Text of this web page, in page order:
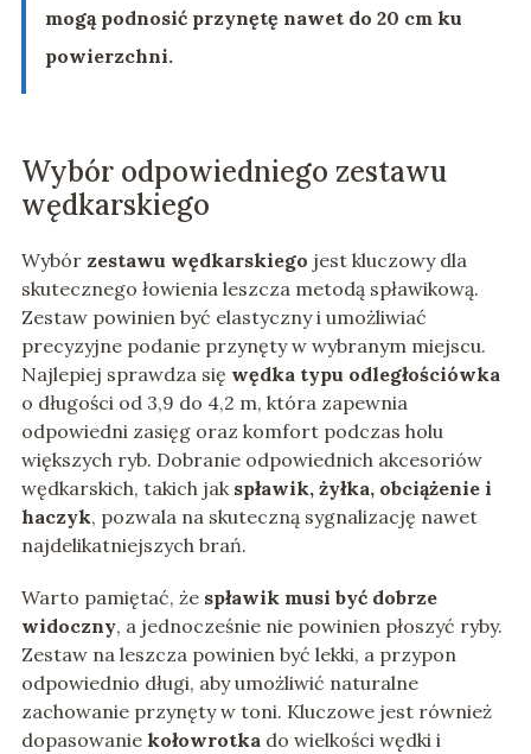
mogą podnosić przynętę nawet do 20 cm ku
powierzchni.
Wybór odpowiedniego zestawu
wędkarskiego
Wybór zestawu wędkarskiego jest kluczowy dla
skutecznego łowienia leszcza metodą spławikową.
Zestaw powinien być elastyczny i umożliwiać
precyzyjne podanie przynęty w wybranym miejscu.
Najlepiej sprawdza się wędka typu odległościówka
o długości od 3,9 do 4,2 m, która zapewnia
odpowiedni zasięg oraz komfort podczas holu
większych ryb. Dobranie odpowiednich akcesoriów
wędkarskich, takich jak spławik, żyłka, obciążenie i
haczyk, pozwala na skuteczną sygnalizację nawet
najdelikatniejszych brań.
Warto pamiętać, że spławik musi być dobrze
widoczny, a jednocześnie nie powinien płoszyć ryby.
Zestaw na leszcza powinien być lekki, a przypon
odpowiednio długi, aby umożliwić naturalne
zachowanie przynęty w toni. Kluczowe jest również
dopasowanie kołowrotkado wielkości wędki i